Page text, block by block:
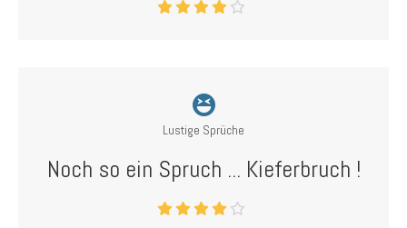
Lustige Sprüche
Noch so ein Spruch ... Kieferbruch !